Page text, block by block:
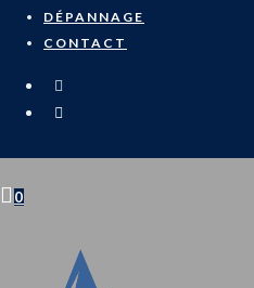
DÉPANNAGE
CONTACT
0